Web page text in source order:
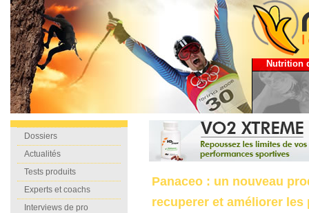
Nutrition
Dossiers
Actualités
Tests produits
Experts et coachs
Interviews de pro
Panaceo : un nouveau
recuperer et améliorer les